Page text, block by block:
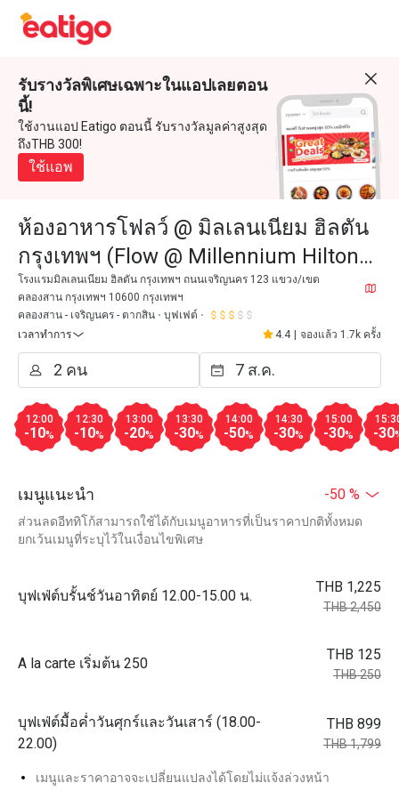
รับรางวัลพิเศษเฉพาะในแอปเลยตอน
นี้!
ใช้งานแอป Eatigo ตอนนี้ รับรางวัลมูลค่าสูงสุด
ถึงTHB 300!
ใช้แอพ
ห้องอาหารโฟลว์ @ มิลเลนเนียม ฮิลตัน
กรุงเทพฯ (Flow @ Millennium Hilton
Bangkok)
โรงแรมมิลเลนเนียม ฮิลตัน กรุงเทพฯ ถนนเจริญนคร 123 แขวง/เขต
คลองสาน กรุงเทพฯ 10600 กรุงเทพฯ
คลองสาน - เจริญนคร - ตากสิน
บุฟเฟต์
เวลาทำการ
4.4 จองแล้ว 1.7k ครั้ง
12:00
-10%
12:30
-10%
13:00
-20%
13:30
-30%
14:00
-50%
14:30
-30%
15:00
-30% -30
เมนูแนะนำ -50 %
ส่วนลดอีททิโก้สามารถใช้ได้กับเมนูอาหารที่เป็นราคาปกติทั้งหมด
ยกเว้นเมนูที่ระบุไว้ในเงื่อนไขพิเศษ
บุฟเฟ่ต์บรั้นช์วันอาทิตย์ 12.00-15.00 น.
THB 1,225
THB 2,450
A la carte เริ่มต้น 250
THB 125
THB 250
บุฟเฟ่ต์มื้อค่ำวันศุกร์และวันเสาร์ (18.00-
22.00)
THB 899
THB 1,799
เมนูและราคาอาจจะเปลี่ยนแปลงได้โดยไม่แจ้งล่วงหน้า